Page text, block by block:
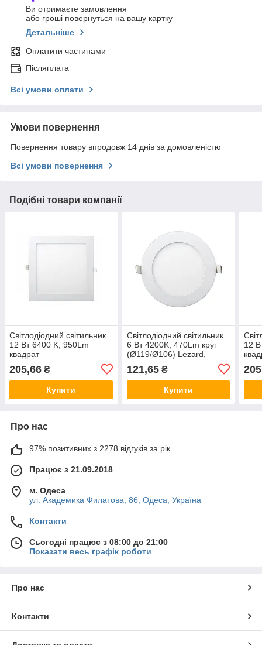
Ви отримаєте замовлення
або гроші повернуться на вашу картку
Детальніше
Оплатити частинами
Післяплата
Всі умови оплати
Умови повернення
Повернення товару впродовж 14 днів за домовленістю
Всі умови повернення
Подібні товари компанії
Світлодіодний світильник
12 Вт 6400 K, 950Lm
квадрат
(170x170/150x150) Lezard,
врізний даунлайт, Лезард
downlight
205,66 ₴
Купити
Світлодіодний світильник
6 Вт 4200K, 470Lm круг
(Ø119/Ø106) Lezard,
врізний даунлайт, Лезард
downlight, панель
121,65₴
Купити
12
Про нас
97% позитивних з 2278 відгуків за рік
Працює з 21.09.2018
м. Одеса
ул. Академика Филатова, 86, Одеса, Україна
Контакти
Сьогодні працює з 08:00 до 21:00
Показати весь графік роботи
Про нас
Контакти